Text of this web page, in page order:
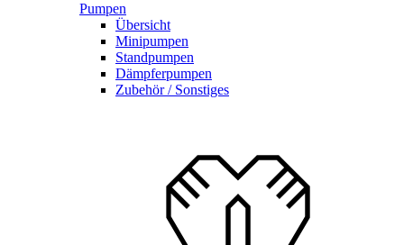
Pumpen
Übersicht
Minipumpen
Standpumpen
Dämpferpumpen
Zubehör / Sonstiges